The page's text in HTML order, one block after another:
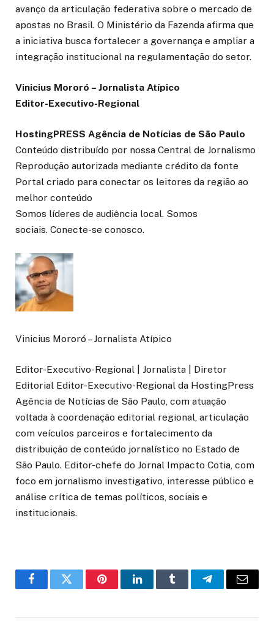
avanço da articulação federativa sobre o mercado de
apostas no Brasil. O Ministério da Fazenda afirma que
a iniciativa busca fortalecer a governança e ampliar a
integração institucional na regulamentação do setor.
Vinicius Mororó – Jornalista Atípico
Editor-Executivo-Regional
HostingPRESS Agência de Notícias de São Paulo
Conteúdo distribuído por nossa Central de Jornalismo
Reprodução autorizada mediante crédito da fonte
Portal criado para conectar os leitores da região ao
melhor conteúdo
Somos líderes de audiência local. Somos
sociais. Conecte-se conosco.
Vinicius Mororó – Jornalista Atípico
Editor-Executivo-Regional | Jornalista | Diretor
Editorial Editor-Executivo-Regional da HostingPress
Agência de Notícias de São Paulo, com atuação
voltada à coordenação editorial regional, articulação
com veículos parceiros e fortalecimento da
distribuição de conteúdo jornalístico no Estado de
São Paulo. Editor-chefe do Jornal Impacto Cotia, com
foco em jornalismo investigativo, interesse público e
análise crítica de temas políticos, sociais e
institucionais.
o
Twitter PinterestLinkedInTumblr Telegrama
E-